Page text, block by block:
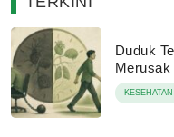
Duduk
KESEHATAN